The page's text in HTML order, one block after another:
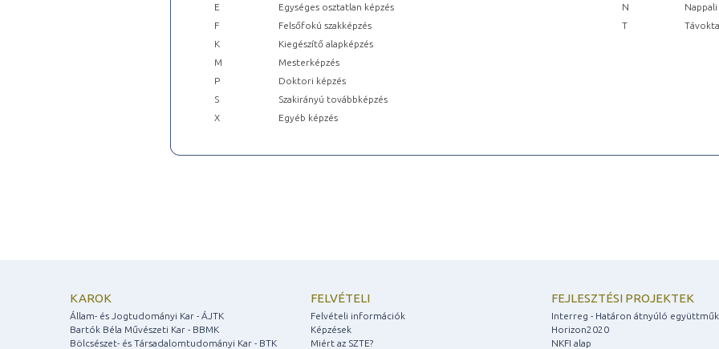
E
Egységes osztatlan képzés N
Nappali
F
Felsőfokú szakképzés T
K
Kiegészítő alapképzés
M
Mesterképzés
P
Doktori képzés
S
Szakirányú továbbképzés
X
Egyéb képzés
KAROK
Állam- és Jogtudományi Kar - ÁJTK
Bartók Béla Művészeti Kar - BBMK
Bölcsészet- és Társadalomtudományi Kar - BTK
FELVÉTELI
Felvételi információk
Képzések
Miért az SZTE?
FEJLESZTÉSI PROJEKTEK
Interreg - Határon átnyúló
Horizon2020
NKFI alap